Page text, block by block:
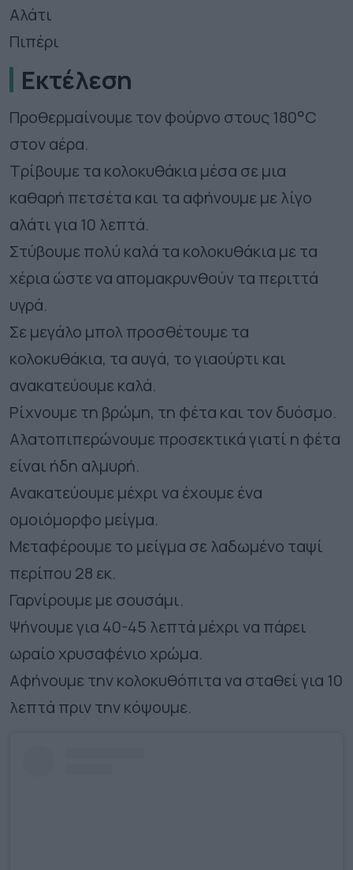
Αλάτι
Πιπέρι
Εκτέλεση
Προθερμαίνουμε τον φούρνο στους 180°C
στον αέρα.
Τρίβουμε τα κολοκυθάκια μέσα σε μια
καθαρή πετσέτα και τα αφήνουμε με λίγο
αλάτι για 10 λεπτά.
Στύβουμε πολύ καλά τα κολοκυθάκια με τα
χέρια ώστε να απομακρυνθούν τα περιττά
υγρά.
Σε μεγάλο μπολ προσθέτουμε τα
κολοκυθάκια, τα αυγά, το γιαούρτι και
ανακατεύουμε καλά.
Ρίχνουμε τη βρώμη, τη φέτα και τον δυόσμο.
Αλατοπιπερώνουμε προσεκτικά γιατί η φέτα
είναι ήδη αλμυρή.
Ανακατεύουμε μέχρι να έχουμε ένα
ομοιόμορφο μείγμα.
Μεταφέρουμε το μείγμα σε λαδωμένο ταψί
περίπου 28 εκ.
Γαρνίρουμε με σουσάμι.
Ψήνουμε για 40-45 λεπτά μέχρι να πάρει
ωραίο χρυσαφένιο χρώμα.
Αφήνουμε την κολοκυθόπιτα να σταθεί για 10
λεπτά πριν την κόψουμε.